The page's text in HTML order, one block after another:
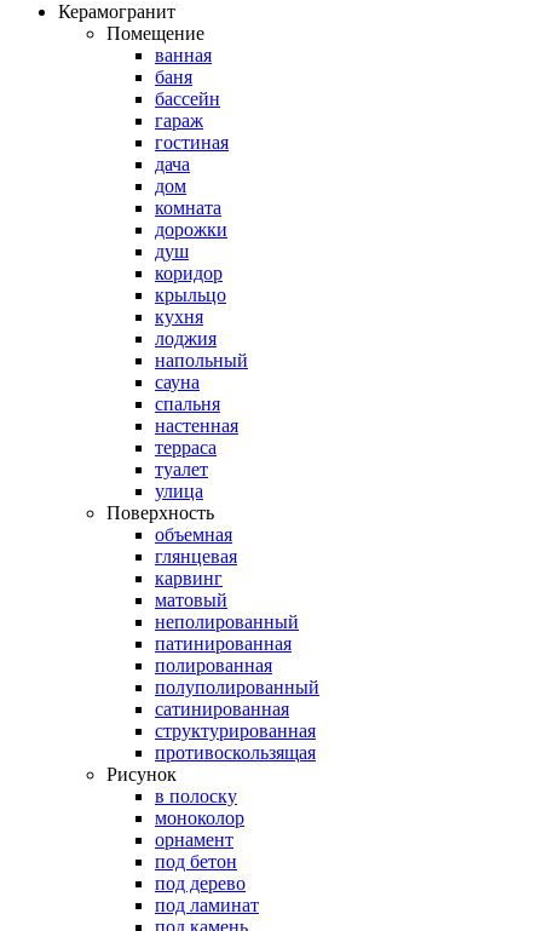
Керамогранит
Помещение
ванная
баня
бассейн
гараж
гостиная
дача
дом
комната
дорожки
душ
коридор
крыльцо
кухня
лоджия
напольный
сауна
спальня
настенная
терраса
туалет
улица
Поверхность
объемная
глянцевая
карвинг
матовый
неполированный
патинированная
полированная
полуполированный
сатинированная
структурированная
противоскользящая
Рисунок
в полоску
моноколор
орнамент
под бетон
под дерево
под ламинат
под камень